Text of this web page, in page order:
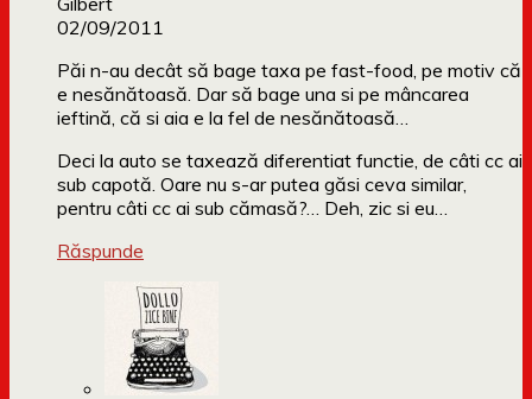
02/09/2011
Păi n-au decât să bage taxa pe fast-food, pe motiv că
e nesănătoasă. Dar să bage una si pe mâncarea
ieftină, că si aia e la fel de nesănătoasă…
Deci la auto se taxează diferentiat functie, de câti cc ai
sub capotă. Oare nu s-ar putea găsi ceva similar,
pentru câti cc ai sub cămasă?… Deh, zic si eu…
Răspunde